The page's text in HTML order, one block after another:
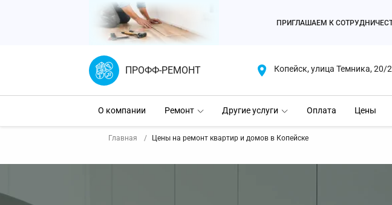
ПРИГЛАШАЕМ К
ПРОФФ-РЕМОНТ Копейск, улица Темника, 20/2
О компании Ремонт Другие услуги Оплата Цены
Главная Цены на ремонт квартир и домов в Копейске